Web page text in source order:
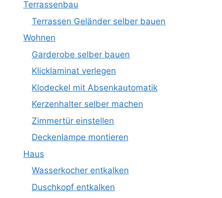
Terrassenbau
Terrassen Geländer selber bauen
Wohnen
Garderobe selber bauen
Klicklaminat verlegen
Klodeckel mit Absenkautomatik
Kerzenhalter selber machen
Zimmertür einstellen
Deckenlampe montieren
Haus
Wasserkocher entkalken
Duschkopf entkalken